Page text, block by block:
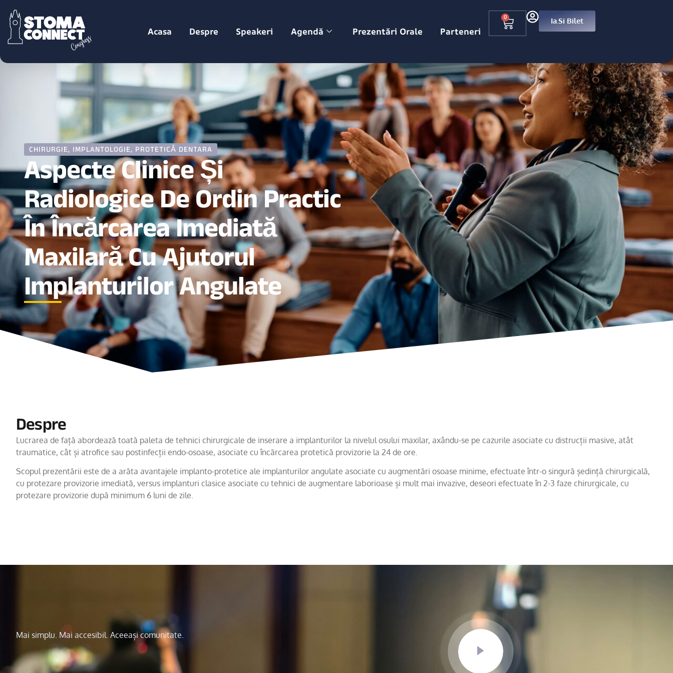
Acasa Despre Speakeri Agendă Prezentări Orale Parteneri
0 Ia.si Bilet
CHIRURGIE, IMPLANTOLOGIE, PROTETICĂ DENTARA
Aspecte Clinice Și
Radiologice De Ordin Practic
În Încărcarea Imediată
Maxilară Cu Ajutorul
Implanturilor Angulate
Despre
Lucrarea de față abordează toată paleta de tehnici chirurgicale de inserare a implanturilor la nivelul osului maxilar, axându-se pe cazurile asociate cu distrucții masive, atât
traumatice, cât și atrofice sau postinfecții endo-osoase, asociate cu încărcarea protetică provizorie la 24 de ore.
Scopul prezentării este de a arăta avantajele implanto-protetice ale implanturilor angulate asociate cu augmentări osoase minime, efectuate într-o singură ședință chirurgicală,
cu protezare provizorie imediată, versus implanturi clasice asociate cu tehnici de augmentare laborioase și mult mai invazive, deseori efectuate în 2-3 faze chirurgicale, cu
protezare provizorie după minimum 6 luni de zile.
Mai simplu. Mai accesibil. Aceeași comunitate.